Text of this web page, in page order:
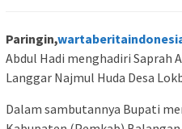
Paringin,
Abdul Hadi menghadiri Saprah
Langgar Najmul Huda Desa
Dalam sambutannya Bupati